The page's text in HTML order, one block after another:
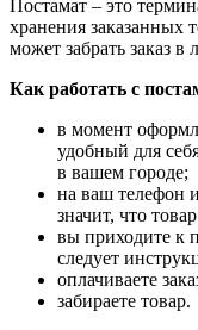
Постамат – это
хранения заказанных
может забрать заказ
Как работать с
в момент
удобный для
в вашем городе;
на ваш телефон
значит, что
вы приходите к
следует
оплачиваете
забираете товар.